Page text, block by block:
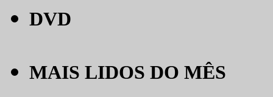
DVD
MAIS LIDOS DO MÊS